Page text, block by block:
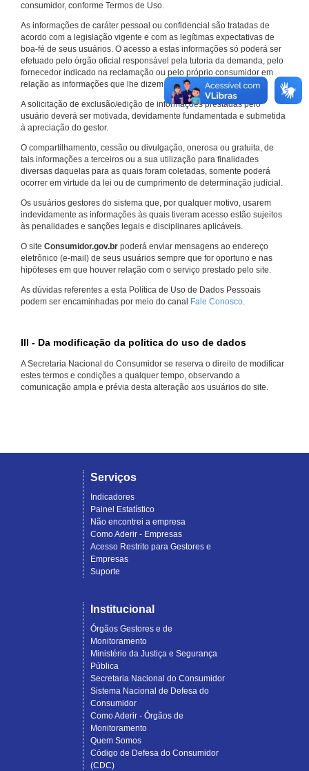
consumidor, conforme Termos de Uso.
As informações de caráter pessoal ou confidencial são tratadas de
acordo com a legislação vigente e com as legítimas expectativas de
boa-fé de seus usuários. O acesso a estas informações só poderá ser
efetuado pelo órgão oficial responsável pela tutoria da demanda, pelo
fornecedor indicado na reclamação ou pelo próprio consumidor em
relação as informações que lhe dizem respeito.
A solicitação de exclusão/edição de informações prestadas pelo
usuário deverá ser motivada, devidamente fundamentada e submetida
à apreciação do gestor.
O compartilhamento, cessão ou divulgação, onerosa ou gratuita, de
tais informações a terceiros ou a sua utilização para finalidades
diversas daquelas para as quais foram coletadas, somente poderá
ocorrer em virtude da lei ou de cumprimento de determinação judicial.
Os usuários gestores do sistema que, por qualquer motivo, usarem
indevidamente as informações às quais tiveram acesso estão sujeitos
às penalidades e sanções legais e disciplinares aplicáveis.
O site Consumidor.gov.br poderá enviar mensagens ao endereço
eletrônico (e-mail) de seus usuários sempre que for oportuno e nas
hipóteses em que houver relação com o serviço prestado pelo site.
As dúvidas referentes a esta Política de Uso de Dados Pessoais
podem ser encaminhadas por meio do canal Fale Conosco.
III - Da modificação da politica do uso de dados
A Secretaria Nacional do Consumidor se reserva o direito de modificar
estes termos e condições a qualquer tempo, observando a
comunicação ampla e prévia desta alteração aos usuários do site.
Serviços
Indicadores
Painel Estatístico
Não encontrei a empresa
Como Aderir - Empresas
Acesso Restrito para Gestores e
Empresas
Suporte
Institucional
Órgãos Gestores e de
Monitoramento
Ministério da Justiça e Segurança
Pública
Secretaria Nacional do Consumidor
Sistema Nacional de Defesa do
Consumidor
Como Aderir - Órgãos de
Monitoramento
Quem Somos
Código de Defesa do Consumidor
(CDC)